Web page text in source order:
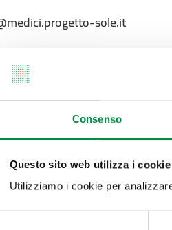
Consenso
Questo sito web utilizza i cookie
Utilizziamo i cookie per
sole.it